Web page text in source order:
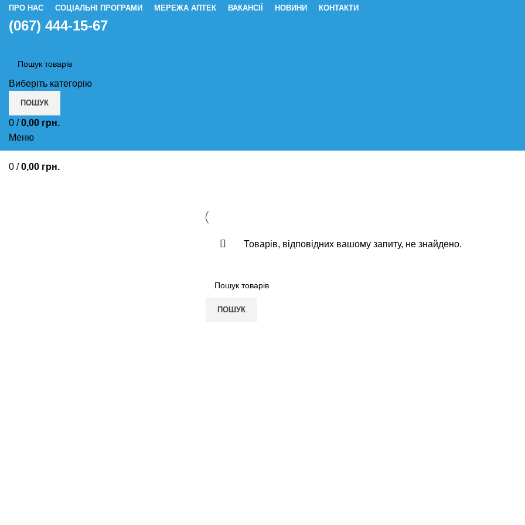
ПРО НАС СОЦІАЛЬНІ ПРОГРАМИ МЕРЕЖА АПТЕК ВАКАНСІЇ НОВИНИ КОНТАКТИ
(067) 444-15-67
Виберіть категорію
ПОШУК
0 / 0,00 грн.
Меню
0 / 0,00 грн.
Товарів, відповідних вашому запиту, не знайдено.
ПОШУК